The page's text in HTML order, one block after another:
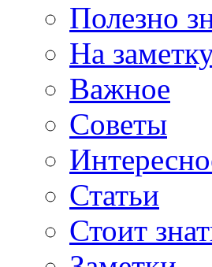
Полезно
На
Важное
Советы
Статьи
Стоит